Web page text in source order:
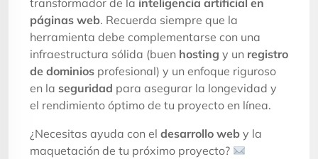
páginas web. Recuerda siempre que la
herramienta debe complementarse con una
infraestructura sólida (buen hosting y un registro
de dominios profesional) y un enfoque riguroso
en la seguridad para asegurar la longevidad y
el rendimiento óptimo de tu proyecto en línea.
¿Necesitas ayuda con el desarrollo web y la
maquetación de tu próximo proyecto?